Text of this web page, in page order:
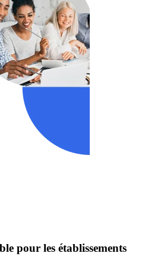
pour les établissements